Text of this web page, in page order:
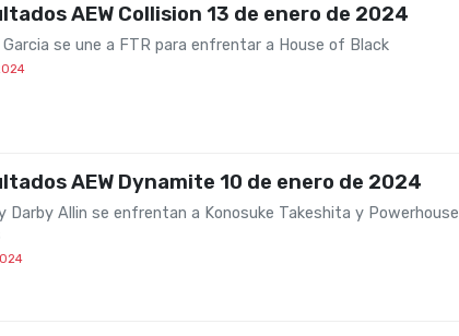
AEW Collision 13 de enero de 2024
Garcia se une a FTR para enfrentar a House of Black
AEW Dynamite 10 de enero de 2024
Darby Allin se enfrentan a Konosuke Takeshita y Powerhouse